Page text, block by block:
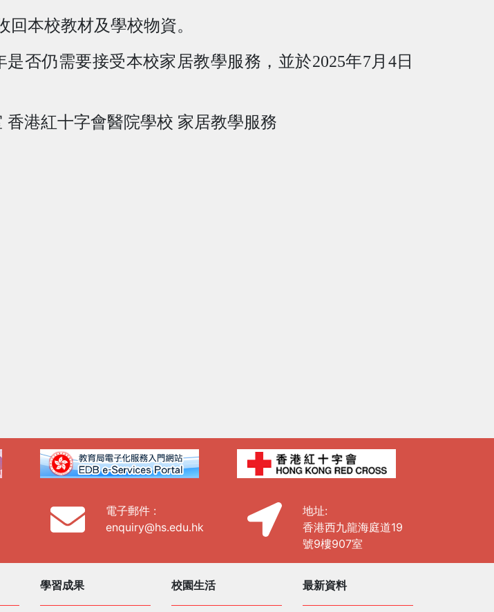
本校教材及學校物資。
否仍需要接受本校家居教學服務，並於2025年7月 4日
香港紅十字會醫院學校 家居教學服務
電子郵件 :
enquiry@hs.edu.hk
地址:
香港西九龍海庭道19
號9樓907室
學習成果 校園生活 最新資料